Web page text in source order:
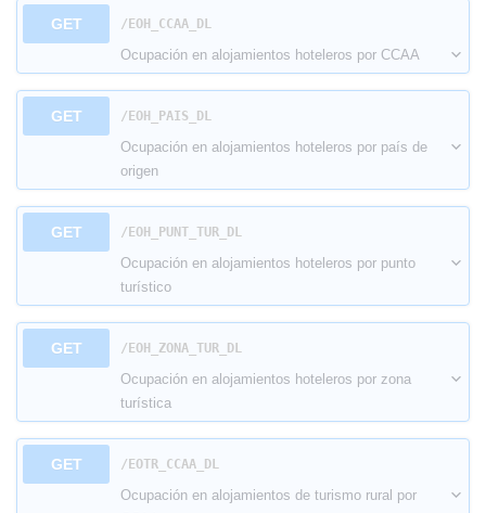
GET ​/EOH_CCAA_DL
Ocupación en alojamientos hoteleros por CCAA
GET ​/EOH_PAIS_DL
Ocupación en alojamientos hoteleros por país de
origen
GET ​/EOH_PUNT_TUR_DL
Ocupación en alojamientos hoteleros por punto
turístico
GET ​/EOH_ZONA_TUR_DL
Ocupación en alojamientos hoteleros por zona
turística
GET ​/EOTR_CCAA_DL
Ocupación en alojamientos de turismo rural por